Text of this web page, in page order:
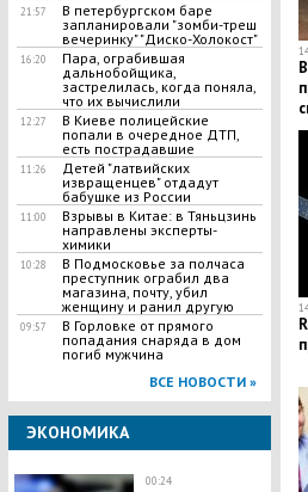
21:57
В петербургском баре
запланировали "зомби-треш
вечеринку" "Диско-Холокост"
16:20
Пара, ограбившая
дальнобойщика,
застрелилась, когда поняла,
что их вычислили
12:27
В Киеве полицейские
попали в очередное ДТП,
есть пострадавшие
11:26
Детей "латвийских
извращенцев" отдадут
бабушке из России
11:00
Взрывы в Китае: в Тяньцзинь
направлены эксперты-
химики
10:28
В Подмосковье за полчаса
преступник ограбил два
магазина, почту, убил
женщину и ранил другую
09:57
В Горловке от прямого
попадания снаряда в дом
погиб мужчина
ВСЕ НОВОСТИ »
ЭКОНОМИКА
00:24